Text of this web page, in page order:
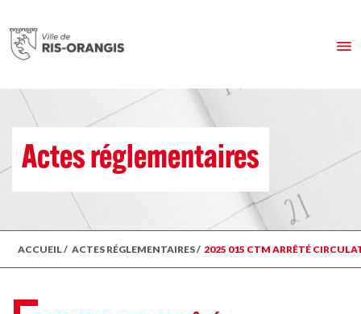
Actes réglementaires
ACCUEIL/ ACTES RÉGLEMENTAIRES/ 2025 015 CTM ARRÊTÉ